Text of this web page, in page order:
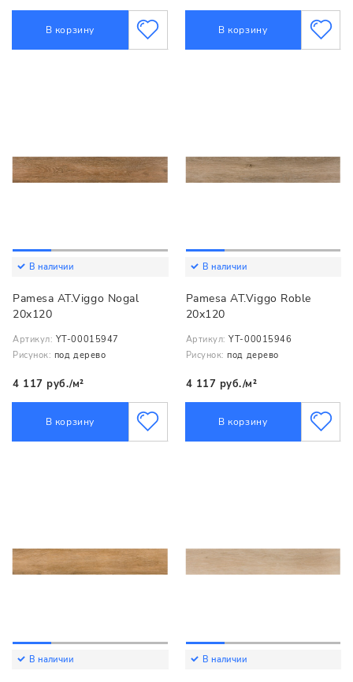
В корзину В корзину
В наличии
Pamesa AT.Viggo Nogal
20x120
Артикул: YT-00015947
Рисунок: под дерево
4 117 руб./м²
В корзину
В наличии
Pamesa AT.Viggo Roble
20x120
Артикул: YT-00015946
Рисунок: под дерево
4 117 руб./м²
В корзину
В наличии В наличии